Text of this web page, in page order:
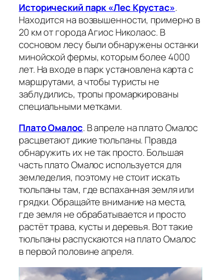
Исторический парк «Лес Крустас».
Находится на возвышенности, примерно в
20 км от города Агиос Николаос. В
сосновом лесу были обнаружены останки
минойской фермы, которым более 4000
лет. На входе в парк установлена карта с
маршрутами, а чтобы туристы не
заблудились, тропы промаркированы
специальными метками.
Плато Омалос. В апреле на плато Омалос
расцветают дикие тюльпаны. Правда
обнаружить их не так просто. Большая
часть плато Омалос используется для
земледелия, поэтому не стоит искать
тюльпаны там, где вспаханная земля или
грядки. Обращайте внимание на места,
где земля не обрабатывается и просто
растёт трава, кусты и деревья. Вот такие
тюльпаны распускаются на плато Омалос
в первой половине апреля.